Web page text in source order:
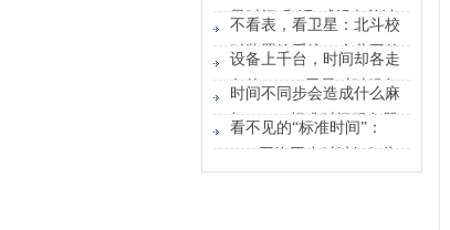
设备
星时间“翻译”成设备能读
懂的信号
不看表，看卫星：北斗校
时装置给系统一个共同的
时间原点
设备上千台，时间却各走
各的？GPS卫星对时服务
器能做什么？
时间不同步会造成什么麻
烦？GPS标准时间服务器
解决的不只是校时
看不见的“标准时间”：
GPS网络同步时钟如何为